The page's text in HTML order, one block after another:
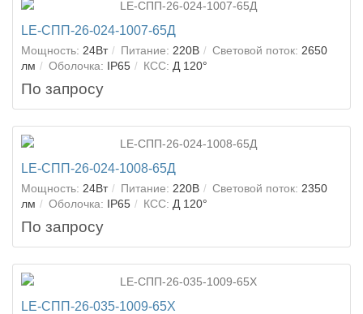
LE-СПП-26-024-1007-65Д
Мощность: 24Вт Питание: 220В Световой поток: 2650
лм
Оболочка: IP65 КСС: Д 120°
По запросу
LE-СПП-26-024-1008-65Д
Мощность: 24Вт Питание: 220В Световой поток: 2350
лм
Оболочка: IP65 КСС: Д 120°
По запросу
LE-СПП-26-035-1009-65Х